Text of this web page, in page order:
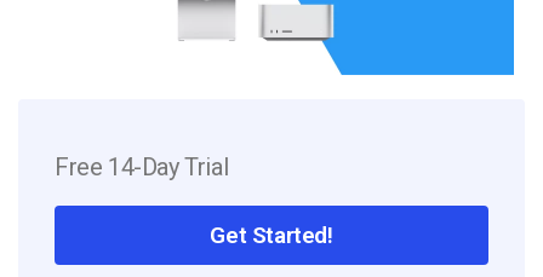
Free 14-Day Trial
Get Started!